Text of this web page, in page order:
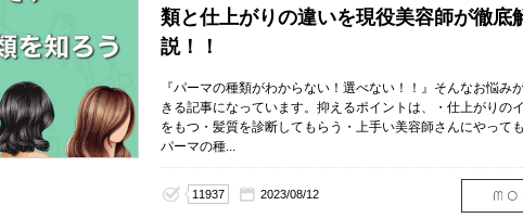
類と仕上がりの違いを現役美容師が徹底
説！！
『パーマの種類がわからない！選べない！！』そんなお悩み
きる記事になっています。抑えるポイントは、・仕上がりの
をもつ・髪質を診断してもらう・上手い美容師さんにやって
パーマの種...
11937 2023/08/12